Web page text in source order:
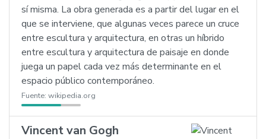
sí misma. La obra generada es a partir del lugar en el
que se interviene, que algunas veces parece un cruce
entre escultura y arquitectura, en otras un híbrido
entre escultura y arquitectura de paisaje en donde
juega un papel cada vez más determinante en el
espacio público contemporáneo.
Fuente: wikipedia.org
Vincent van Gogh